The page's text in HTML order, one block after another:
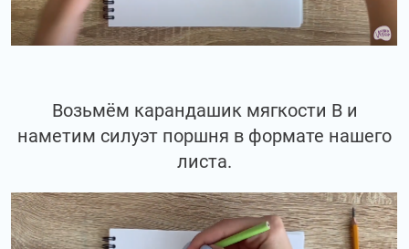
Возьмём карандашик мягкости В и
наметим силуэт поршня в формате нашего
листа.